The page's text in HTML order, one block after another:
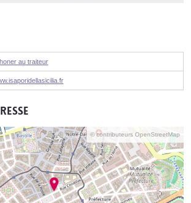
au traiteur
© contributeurs OpenStreetMap